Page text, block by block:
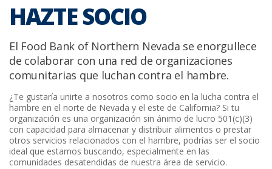
HAZTE SOCIO
El Food Bank of Northern Nevada se enorgullece
de colaborar con una red de organizaciones
comunitarias que luchan contra el hambre.
¿Te gustaría unirte a nosotros como socio en la lucha contra el
hambre en el norte de Nevada y el este de California? Si tu
organización es una organización sin ánimo de lucro 501(c)(3)
con capacidad para almacenar y distribuir alimentos o prestar
otros servicios relacionados con el hambre, podrías ser el socio
ideal que estamos buscando, especialmente en las
comunidades desatendidas de nuestra área de servicio.